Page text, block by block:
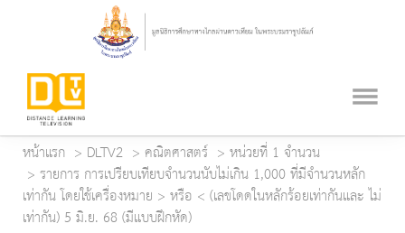
หน้าแรก DLTV2 คณิตศาสตร์
หน่วยที่ 1 จำนวน
รายการ การเปรียบเทียบจำนวนนับไม่เกิน 1,000 ที่มีจำนวนหลัก
เท่ากัน โดยใช้เครื่องหมาย > หรือ < (เลขโดดในหลักร้อยเท่ากันและ ไม่
เท่ากัน) 5 มิ.ย. 68 (มีแบบฝึกหัด)